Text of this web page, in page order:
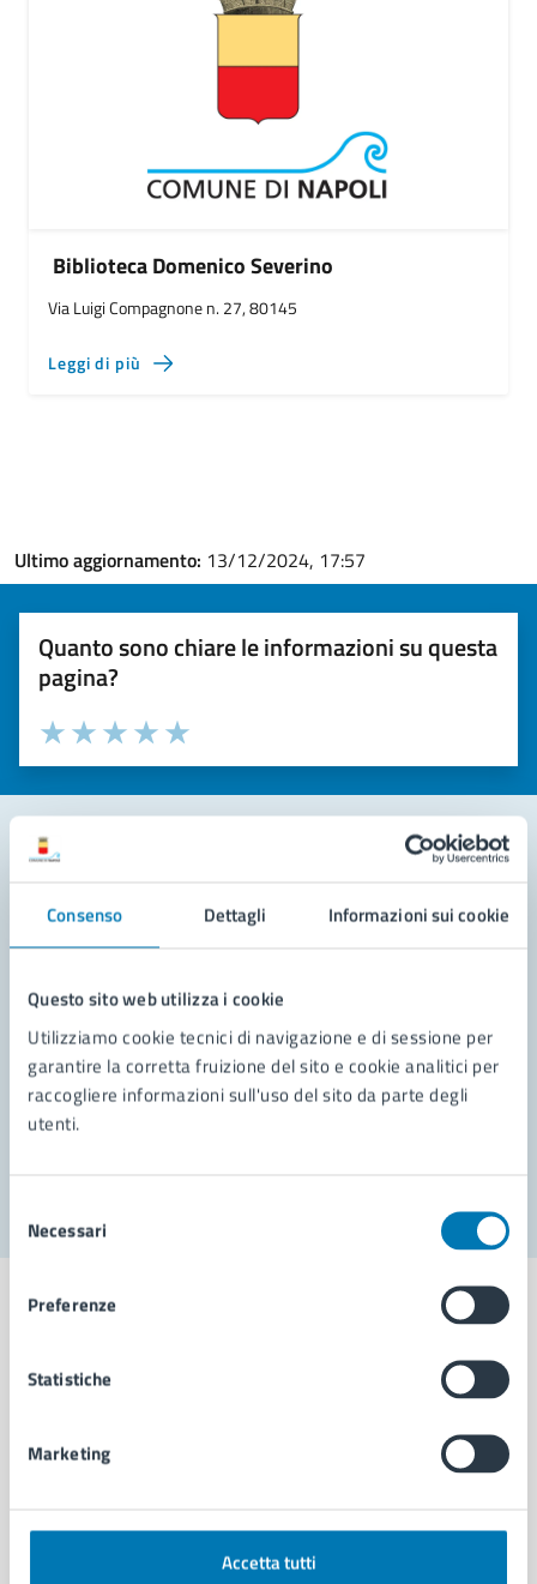
Consenso Dettagli Informazioni sui cookie
Questo sito web utilizza i cookie
Utilizziamo cookie tecnici di navigazione e di sessione per
garantire la corretta fruizione del sito e cookie analitici per
raccogliere informazioni sull'uso del sito da parte degli
utenti.
delNecessari
Preferenze
Statistiche
Marketing
Accetta tutti
Biblioteca Domenico Severino
Via Luigi Compagnone n. 27, 80145
Leggi di più
Ultimo aggiornamento: 13/12/2024, 17:57
Quanto sono chiare le informazioni su questa
pagina?
Valuta la chiarezza delle informazioni (da 1 a 5 stelle)
Seleziona il numero di stelle per valutare la chiarezza delle
Valuta 5 stelle su 5
Valuta 4 stelle su 5
Valuta 3 stelle su 5
Valuta 2 stelle su 5
Valuta 1 stelle su 5
Leggi le domande frequenti
Richiedi assistenza
Prenota appuntamento
Problemi in città
Comune di Napoli
AMMINISTRAZIONE
Organi di governo